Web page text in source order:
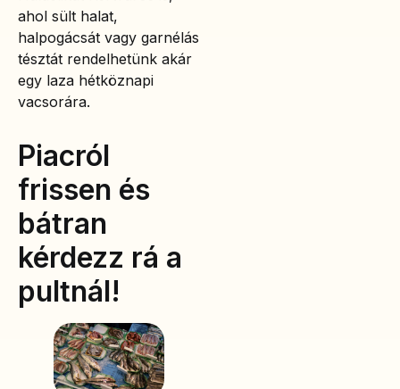
ahol sült halat,
halpogácsát vagy garnélás
tésztát rendelhetünk akár
egy laza hétköznapi
vacsorára.
Piacról
frissen és
bátran
kérdezz rá a
pultnál!